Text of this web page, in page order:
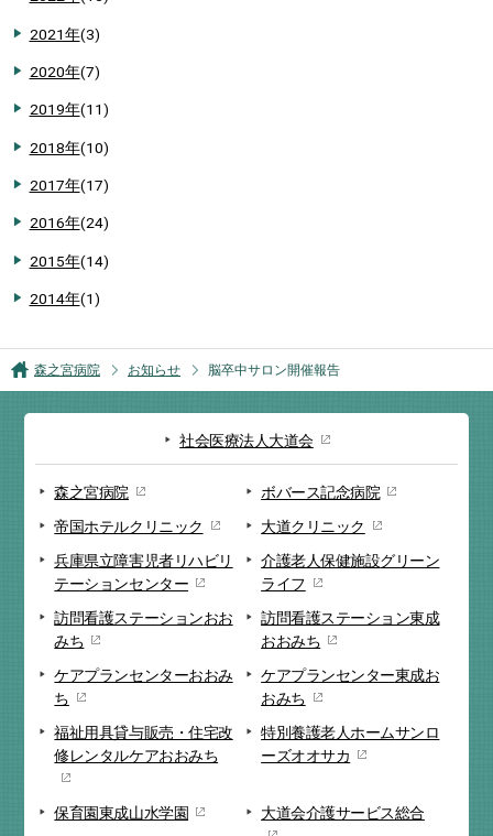
2021年(3)
2020年(7)
2019年(11)
2018年(10)
2017年(17)
2016年(24)
2015年(14)
2014年(1)
森之宮病院 お知らせ 脳卒中サロン開催報告
社会医療法人大道会
森之宮病院
ボバース記念病院
帝国ホテルクリニック
大道クリニック
兵庫県立障害児者リハビリ
テーションセンター
介護老人保健施設グリーン
ライフ
訪問看護ステーションおお
みち
訪問看護ステーション東成
おおみち
ケアプランセンターおおみ
ち
ケアプランセンター東成お
おみち
福祉用具貸与販売・住宅改
修レンタルケアおおみち
特別養護老人ホームサンロ
ーズオオサカ
保育園東成山水学園 大道会介護サービス総合